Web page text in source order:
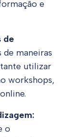
e
de
de maneiras
utilizar
workshops,
o